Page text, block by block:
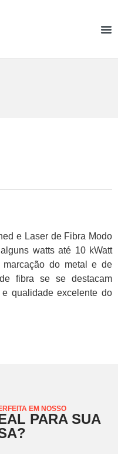
e Laser de Fibra Modo
watts até 10 kWatt
do metal e de
fibra se se destacam
qualidade excelente do
EM NOSSO
PARA SUA